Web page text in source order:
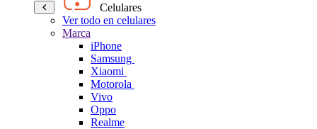
Celulares
Ver todo en celulares
Marca
iPhone
Samsung
Xiaomi
Motorola
Vivo
Oppo
Realme